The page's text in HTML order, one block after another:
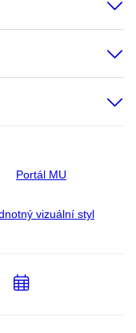
Portál MU
vizuální styl
Přidat